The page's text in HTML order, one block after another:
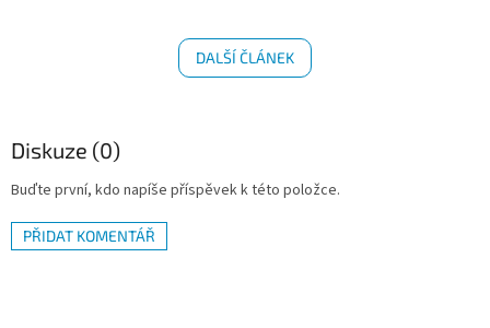
DALŠÍ ČLÁNEK
Diskuze (0)
Buďte první, kdo napíše příspěvek k této položce.
PŘIDAT KOMENTÁŘ